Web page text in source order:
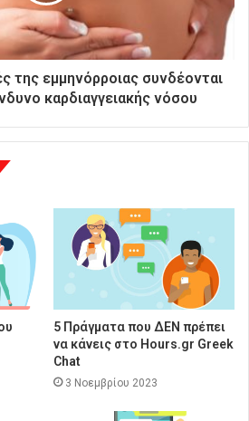
της εμμηνόρροιας συνδέονται
καρδιαγγειακής νόσου
5 Πράγματα που ΔΕΝ πρέπει
να κάνεις στο Hours.gr Greek
Chat
3 Νοεμβρίου 2023